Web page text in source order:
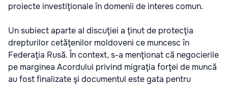
proiecte investiţionale în domenii de interes comun.
Un subiect aparte al discuţiei a ţinut de protecţia
drepturilor cetăţenilor moldoveni ce muncesc în
Federaţia Rusă. În context, s-a menţionat că negocierile
pe marginea Acordului privind migraţia forţei de muncă
au fost finalizate şi documentul este gata pentru